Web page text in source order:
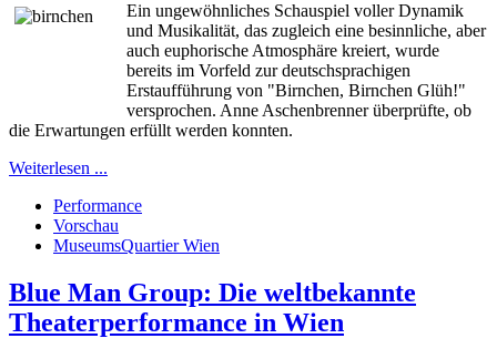
Ein ungewöhnliches Schauspiel voller Dynamik
und Musikalität, das zugleich eine besinnliche, aber
auch euphorische Atmosphäre kreiert, wurde
bereits im Vorfeld zur deutschsprachigen
Erstaufführung von "Birnchen, Birnchen Glüh!"
versprochen. Anne Aschenbrenner überprüfte, ob
die Erwartungen erfüllt werden konnten.
Weiterlesen ...
Performance
Vorschau
MuseumsQuartier Wien
Blue Man Group: Die weltbekannte
Theaterperformance in Wien